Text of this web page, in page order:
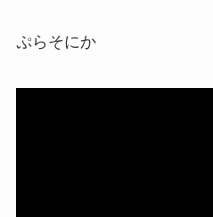
ぷらそにか